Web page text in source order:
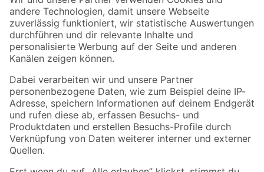
Zur Newsletter Anmeldung
Folge uns
Zahlungsarten Versandarten
Sicher einkaufen